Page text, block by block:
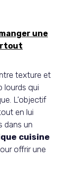
une
texture et
lourds qui
L’objectif
en lui
dans un
cuisine
offrir une